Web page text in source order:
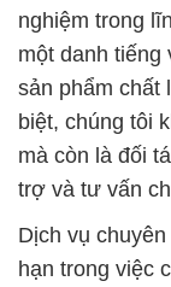
nghiệm trong
một danh tiếng
sản phẩm chất
biệt, chúng tôi
mà còn là đối
trợ và tư vấn
Dịch vụ
hạn trong việc